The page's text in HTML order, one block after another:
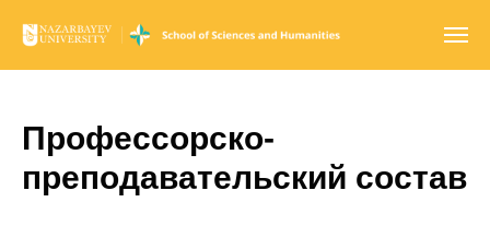
Профессорско-
преподавательский состав